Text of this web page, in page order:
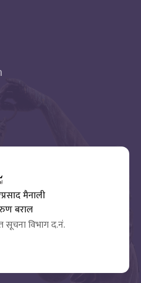
मैनाली
बराल
सूचना विभाग द.नं.